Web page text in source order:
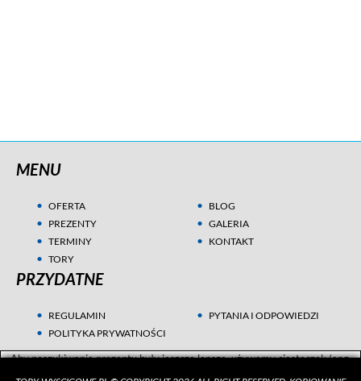
MENU
OFERTA
PREZENTY
TERMINY
TORY
BLOG
GALERIA
KONTAKT
PRZYDATNE
REGULAMIN
POLITYKA PRYWATNOŚCI
PYTANIA I ODPOWIEDZI
Aby poszukiwania prezentu były jeszcze lepsze, używamy ciasteczek (ang.